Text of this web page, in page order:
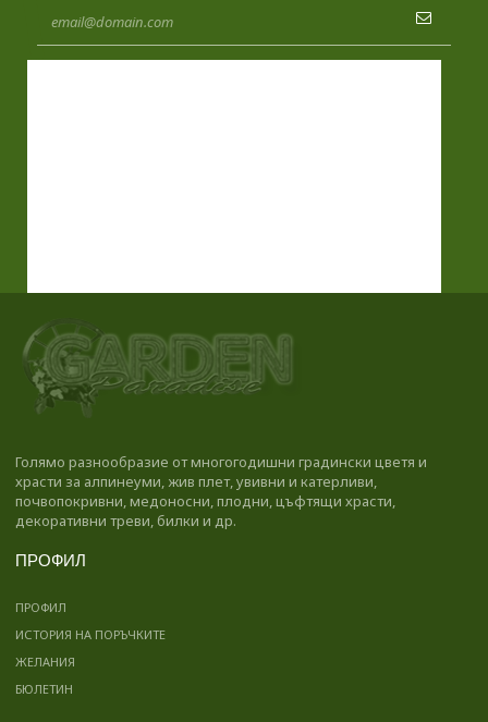
Голямо разнообразие от многогодишни градински цветя и
храсти за алпинеуми, жив плет, увивни и катерливи,
почвопокривни, медоносни, плодни, цъфтящи храсти,
декоративни треви, билки и др.
ПРОФИЛ
ПРОФИЛ
ИСТОРИЯ НА ПОРЪЧКИТЕ
ЖЕЛАНИЯ
БЮЛЕТИН